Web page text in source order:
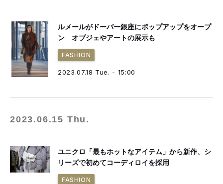
ルメールがドーバー銀座にポップアップをオープ
ン オブジェやアートの展示も
FASHION
2023.07.18 Tue. - 15:00
2023.06.15 Thu.
ユニクロ「最もホットなアイテム」から新作、シ
リーズで初めてコーディロイを採用
FASHION